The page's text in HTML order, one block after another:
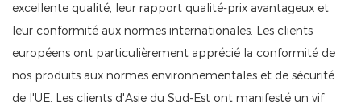
excellente qualité, leur rapport qualité-prix avantageux et
leur conformité aux normes internationales. Les clients
européens ont particulièrement apprécié la conformité de
nos produits aux normes environnementales et de sécurité
de l'UE. Les clients d'Asie du Sud-Est ont manifesté un vif